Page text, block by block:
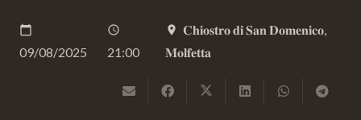
calendar_today
09/08/2025
schedule
21:00
place 𝐂𝐡𝐢𝐨𝐬𝐭𝐫𝐨 𝐝𝐢 𝐒𝐚𝐧 𝐃𝐨𝐦𝐞𝐧𝐢𝐜𝐨,
𝐌𝐨𝐥𝐟𝐞𝐭𝐭𝐚